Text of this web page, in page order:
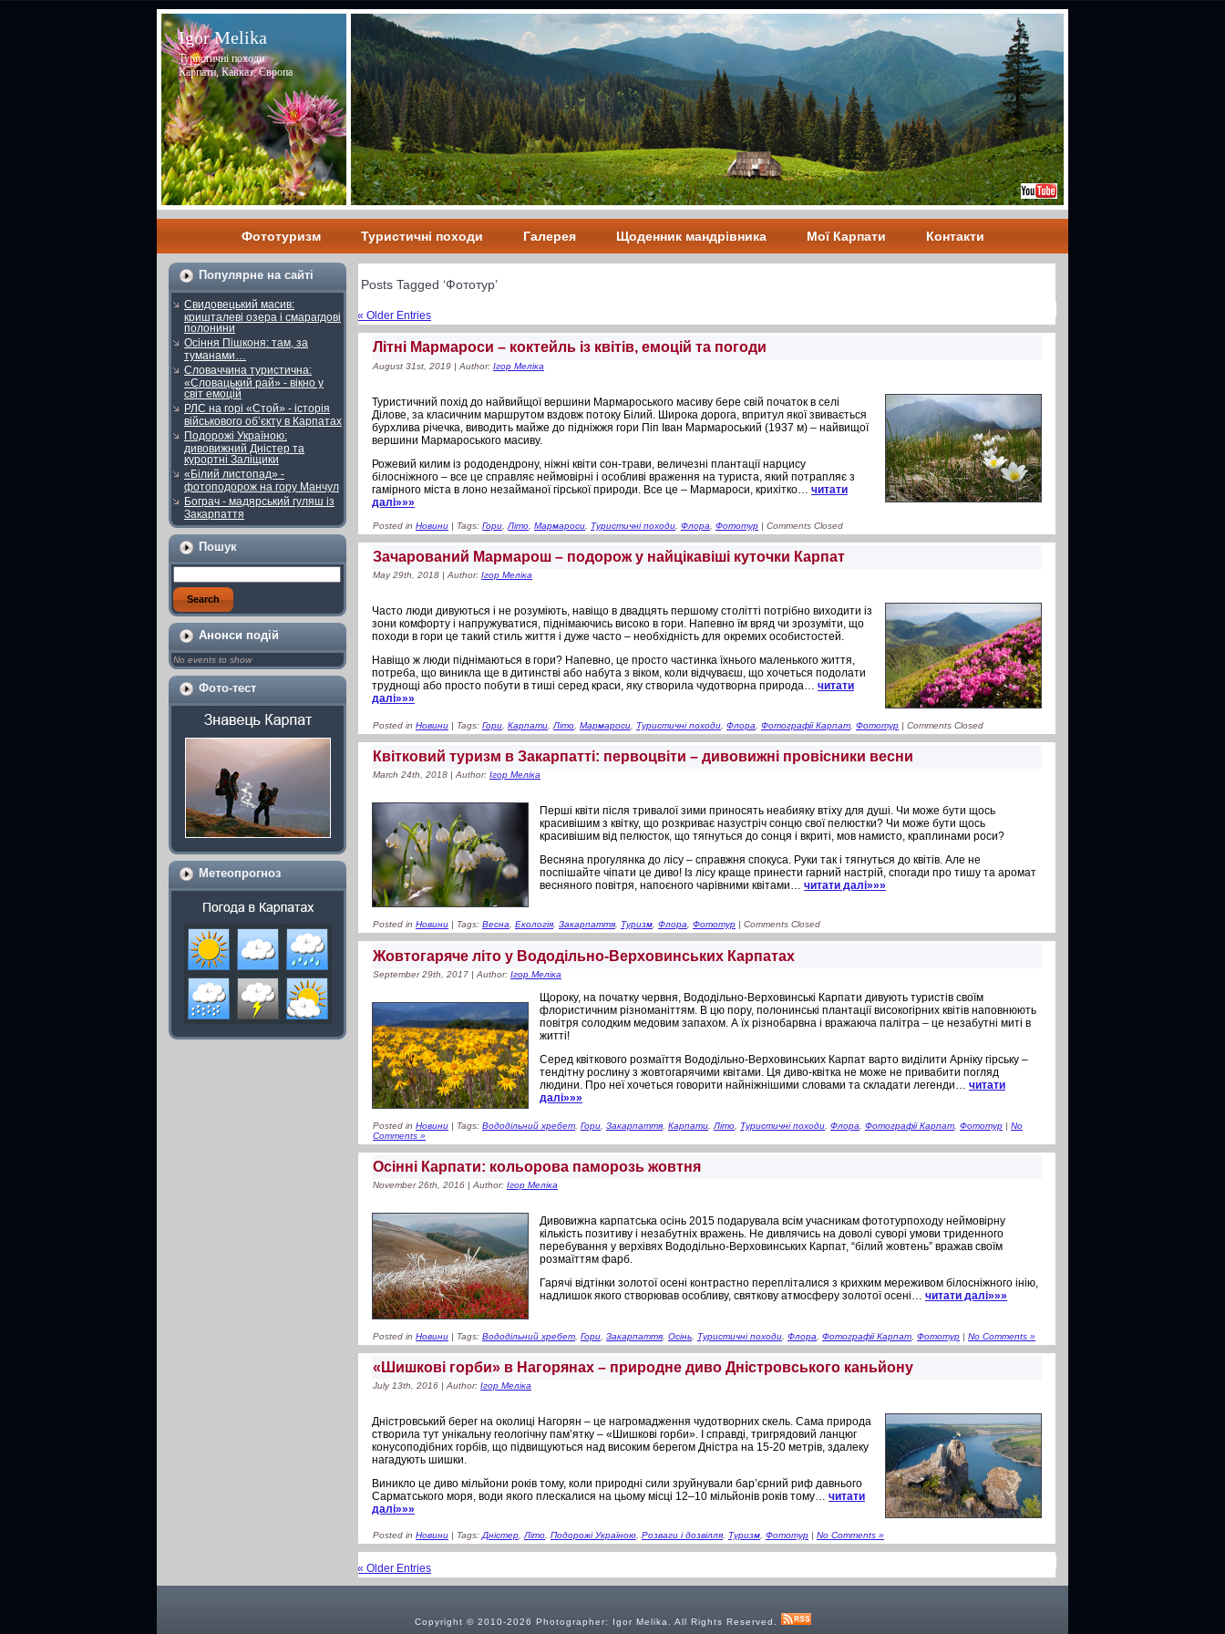
Igor Melika
Туристичні походи:
Карпати, Кавказ, Європа
Фототуризм Туристичні походи Галерея Щоденник мандрівника Мої Карпати Контакти
Популярне на сайті
Свидовецький масив:
кришталеві озера і смарагдові
полонини
Осіння Пішконя: там, за
туманами…
Словаччина туристична:
«Словацький рай» - вікно у
світ емоцій
РЛС на горі «Стой» - історія
військового об’єкту в Карпатах
Подорожі Україною:
дивовижний Дністер та
курортні Заліщики
«Білий листопад» -
фотоподорож на гору Манчул
Бограч - мадярський гуляш із
Закарпаття
Пошук
Анонси подій
No events to show
Фото-тест
Метеопрогноз
Posts Tagged ‘Фототур’
« Older Entries
Літні Мармароси – коктейль із квітів, емоцій та погоди
August 31st, 2019 | Author: Ігор Меліка
Туристичний похід до найвийщої вершини Мармароського масиву бере свій початок в селі
Ділове, за класичним маршрутом вздовж потоку Білий. Широка дорога, впритул якої звивається
бурхлива річечка, виводить майже до підніжжя гори Піп Іван Мармароський (1937 м) – найвищої
вершини Мармароського масиву.
Рожевий килим із рододендрону, ніжні квіти сон-трави, величезні плантації нарцису
білосніжного – все це справляє неймовірні і особливі враження на туриста, який потрапляє з
гамірного міста в лоно незайманої гірської природи. Все це – Мармароси, крихітко… читати
далі»»»
Posted in Новини | Tags: Гори Літо Мармароси Туристичні походи Флора Фототур | Comments Closed
Зачарований Мармарош – подорож у найцікавіші куточки Карпат
May 29th, 2018 | Author: Ігор Меліка
Часто люди дивуються і не розуміють, навіщо в двадцять першому столітті потрібно виходити із
зони комфорту і напружуватися, піднімаючись високо в гори. Напевно їм вряд чи зрозуміти, що
походи в гори це такий стиль життя і дуже часто – необхідність для окремих особистостей.
Навіщо ж люди піднімаються в гори? Напевно, це просто частинка їхнього маленького життя,
потреба, що виникла ще в дитинстві або набута з віком, коли відчуваєш, що хочеться подолати
труднощі або просто побути в тиші серед краси, яку створила чудотворна природа… читати
далі»»»
Posted in Новини | Tags: Гори Карпати Літо Мармароси Туристичні походи Флора Фотографії Карпат Фототур | Comments Closed
Квітковий туризм в Закарпатті: первоцвіти – дивовижні провісники весни
March 24th, 2018 | Author: Ігор Меліка
Перші квіти після тривалої зими приносять неабияку втіху для душі. Чи може бути щось
красивішим з квітку, що розкриває назустріч сонцю свої пелюстки? Чи може бути щось
красивішим від пелюсток, що тягнуться до сонця і вкриті, мов намисто, краплинами роси?
Весняна прогулянка до лісу – справжня спокуса. Руки так і тягнуться до квітів. Але не
поспішайте чіпати це диво! Із лісу краще принести гарний настрій, спогади про тишу та аромат
весняного повітря, напоєного чарівними квітами… читати далі»»»
Posted in Новини | Tags: Весна, Екологія, Закарпаття, Туризм, Флора, Фототур | Comments Closed
Жовтогаряче літо у Вододільно-Верховинських Карпатах
September 29th, 2017 | Author: Ігор Меліка
Щороку, на початку червня, Вододільно-Верховинські Карпати дивують туристів своїм
флористичним різноманіттям. В цю пору, полонинські плантації високогірних квітів наповнюють
повітря солодким медовим запахом. А їх різнобарвна і вражаюча палітра – це незабутні миті в
житті!
Серед квіткового розмаїття Вододільно-Верховинських Карпат варто виділити Арніку гірську –
тендітну рослину з жовтогарячими квітами. Ця диво-квітка не може не привабити погляд
людини. Про неї хочеться говорити найніжнішими словами та складати легенди… читати
далі»»»
Posted in Новини | Tags: Вододільний хребет Гори Закарпаття Карпати Літо Туристичні походи Флора Фотографії Карпат Фототур | No
Comments »
Осінні Карпати: кольорова паморозь жовтня
November 26th, 2016 | Author: Ігор Меліка
Дивовижна карпатська осінь 2015 подарувала всім учасникам фототурпоходу неймовірну
кількість позитиву і незабутніх вражень. Не дивлячись на доволі суворі умови триденного
перебування у верхівях Вододільно-Верховинських Карпат, “білий жовтень” вражав своїм
розмаїттям фарб.
Гарячі відтінки золотої осені контрастно перепліталися з крихким мереживом білосніжного інію,
надлишок якого створював особливу, святкову атмосферу золотої осені… читати далі»»»
Posted in Новини | Tags: Вододільний хребет Гори Закарпаття Осінь Туристичні походи Флора Фотографії Карпат Фототур | No Comments »
«Шишкові горби» в Нагорянах – природне диво Дністровського каньйону
July 13th, 2016 | Author: Ігор Меліка
Дністровський берег на околиці Нагорян – це нагромадження чудотворних скель. Сама природа
створила тут унікальну геологічну пам’ятку – «Шишкові горби». І справді, тригрядовий ланцюг
конусоподібних горбів, що підвищуються над високим берегом Дністра на 15-20 метрів, здалеку
нагадують шишки.
Виникло це диво мільйони років тому, коли природні сили зруйнували бар’єрний риф давнього
Сарматського моря, води якого плескалися на цьому місці 12–10 мільйонів років тому… читати
далі»»»
Posted in Новини | Tags:Дністер,Літо, Подорожі Україною, Розваги і дозвілля, Туризм, Фототур No Comments »
« Older Entries
Copyright © 2010-2026 Photographer: Igor Melika. All Rights Reserved.